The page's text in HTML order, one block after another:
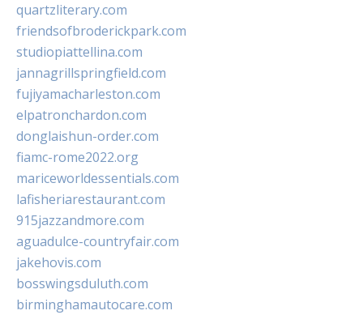
quartzliterary.com
friendsofbroderickpark.com
studiopiattellina.com
jannagrillspringfield.com
fujiyamacharleston.com
elpatronchardon.com
donglaishun-order.com
fiamc-rome2022.org
mariceworldessentials.com
lafisheriarestaurant.com
915jazzandmore.com
aguadulce-countryfair.com
jakehovis.com
bosswingsduluth.com
birminghamautocare.com